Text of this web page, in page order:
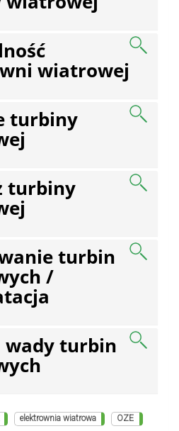
wiatrowej
turbiny
turbiny
turbin
/
wady turbin
elektrownia wiatrowa OZE